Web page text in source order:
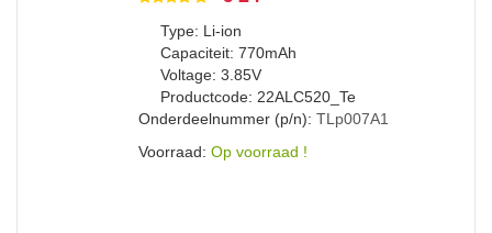
Type: Li-ion
Capaciteit: 770mAh
Voltage: 3.85V
Productcode: 22ALC520_Te
Onderdeelnummer (p/n): TLp007A1
Voorraad: Op voorraad !